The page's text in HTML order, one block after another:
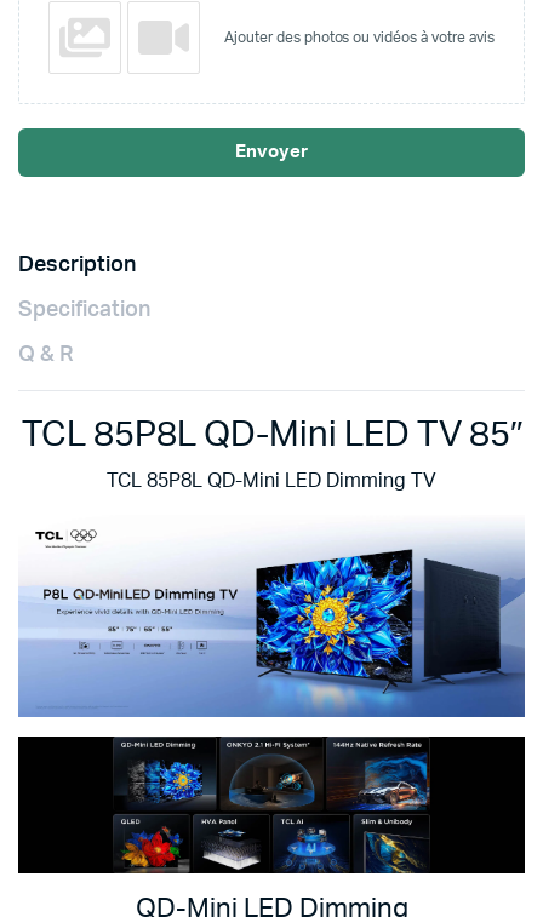
Ajouter des photos ou vidéos à votre avis
Envoyer
Description
Specification
Q & R
TCL 85P8L QD-Mini LED TV 85″
TCL 85P8L QD-Mini LED Dimming TV
QD-Mini LED Dimming